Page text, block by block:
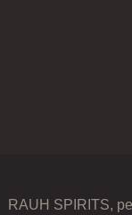
RAUH SPIRITS,